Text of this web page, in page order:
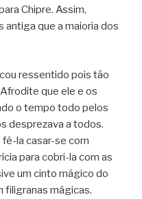
Chipre. Assim,
antiga que a maioria dos
ressentido pois tão
que ele e os
o tempo todo pelos
desprezava a todos.
fê-la casar-se com
para cobri-la com as
um cinto mágico do
filigranas mágicas.